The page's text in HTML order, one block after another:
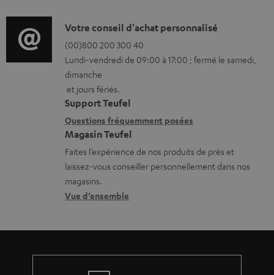
a
b
l
e
s
o
r
m
a
t
i
o
n
s
r
l
D
é
t
a
i
l
s
c
o
n
a
Votre conseil d'achat personnalisé
(00)800 200 300 40
Lundi-vendredi de 09:00 à 17:00 ; fermé le samedi,
dimanche
et jours fériés.
Support Teufel
Questions fréquemment posées
Magasin Teufel
Faites l’expérience de nos produits de près et
laissez-vous conseiller personnellement dans nos
magasins.
Vue d’ensemble